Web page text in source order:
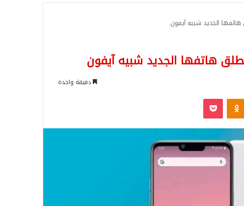
دقيقة واحدة
Odnoklassniki
‫Pocket